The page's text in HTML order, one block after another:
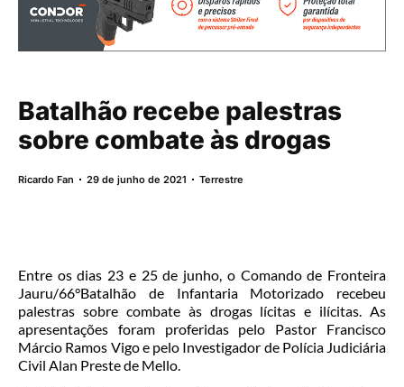
Batalhão recebe palestras
sobre combate às drogas
Ricardo Fan 29 de junho de 2021 Terrestre
Entre os dias 23 e 25 de junho, o Comando de Fronteira
Jauru/66°Batalhão de Infantaria Motorizado recebeu
palestras sobre combate às drogas lícitas e ilícitas. As
apresentações foram proferidas pelo Pastor Francisco
Márcio Ramos Vigo e pelo Investigador de Polícia Judiciária
Civil Alan Preste de Mello.